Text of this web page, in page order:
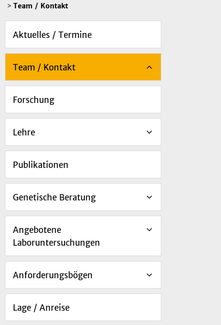
> Team / Kontakt
Aktuelles / Termine
Team / Kontakt
Forschung
Lehre
Publikationen
Genetische Beratung
Angebotene
Laboruntersuchungen
Anforderungsbögen
Lage / Anreise